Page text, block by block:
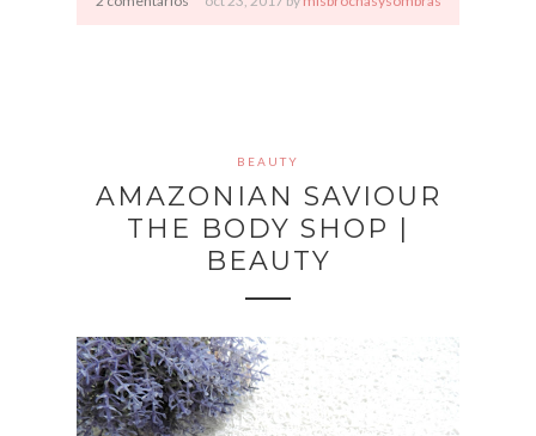
BEAUTY
AMAZONIAN SAVIOUR
THE BODY SHOP |
BEAUTY